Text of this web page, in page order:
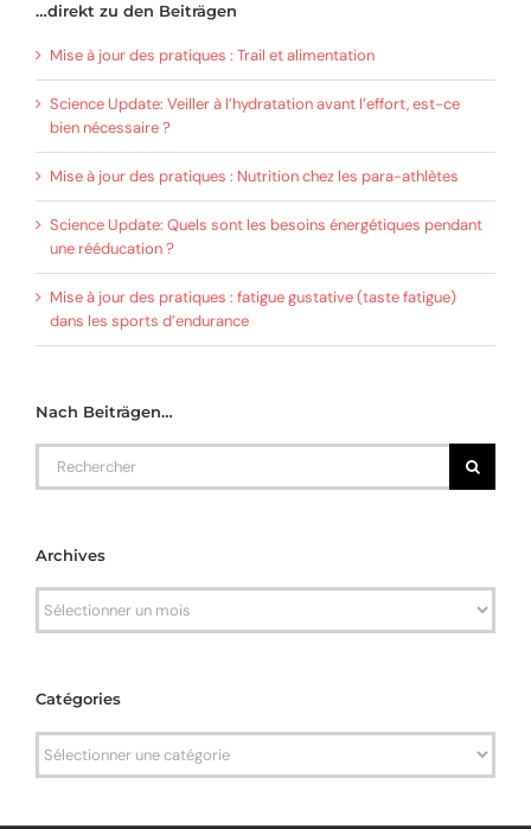
…direkt zu den Beiträgen
Mise à jour des pratiques : Trail et alimentation
Science Update: Veiller à l’hydratation avant l’effort, est-ce
bien nécessaire ?
Mise à jour des pratiques : Nutrition chez les para-athlètes
Science Update: Quels sont les besoins énergétiques pendant
une rééducation ?
Mise à jour des pratiques : fatigue gustative (taste fatigue)
dans les sports d’endurance
Nach Beiträgen…
Rechercher
Archives
Archives
Catégories
Catégories